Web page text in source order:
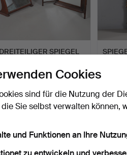
DREITEILIGER SPIEGEL
16. Jul 2026
USD 175
Cookies
sind für die Nutzung der
Sie selbst verwalten können,
und Funktionen an Ihre